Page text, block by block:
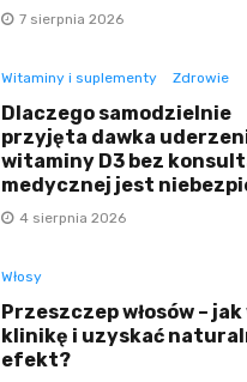
7 sierpnia 2026
Witaminy i suplementy Zdrowie
Dlaczego samodzielnie
przyjęta dawka
witaminy D3 bez
medycznej jest
4 sierpnia 2026
Włosy
Przeszczep włosów –
klinikę i uzyskać
efekt?